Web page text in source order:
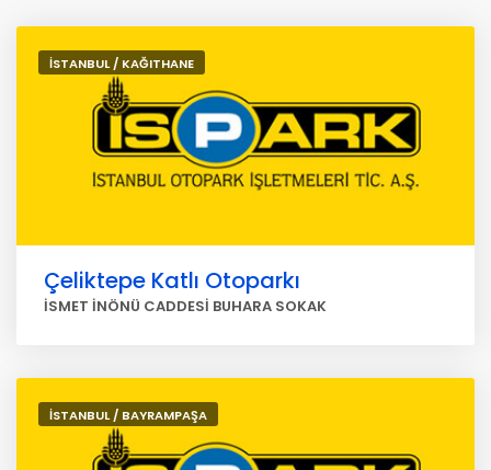
İSTANBUL / KAĞITHANE
Çeliktepe Katlı Otoparkı
İSMET İNÖNÜ CADDESİ BUHARA SOKAK
İSTANBUL / BAYRAMPAŞA